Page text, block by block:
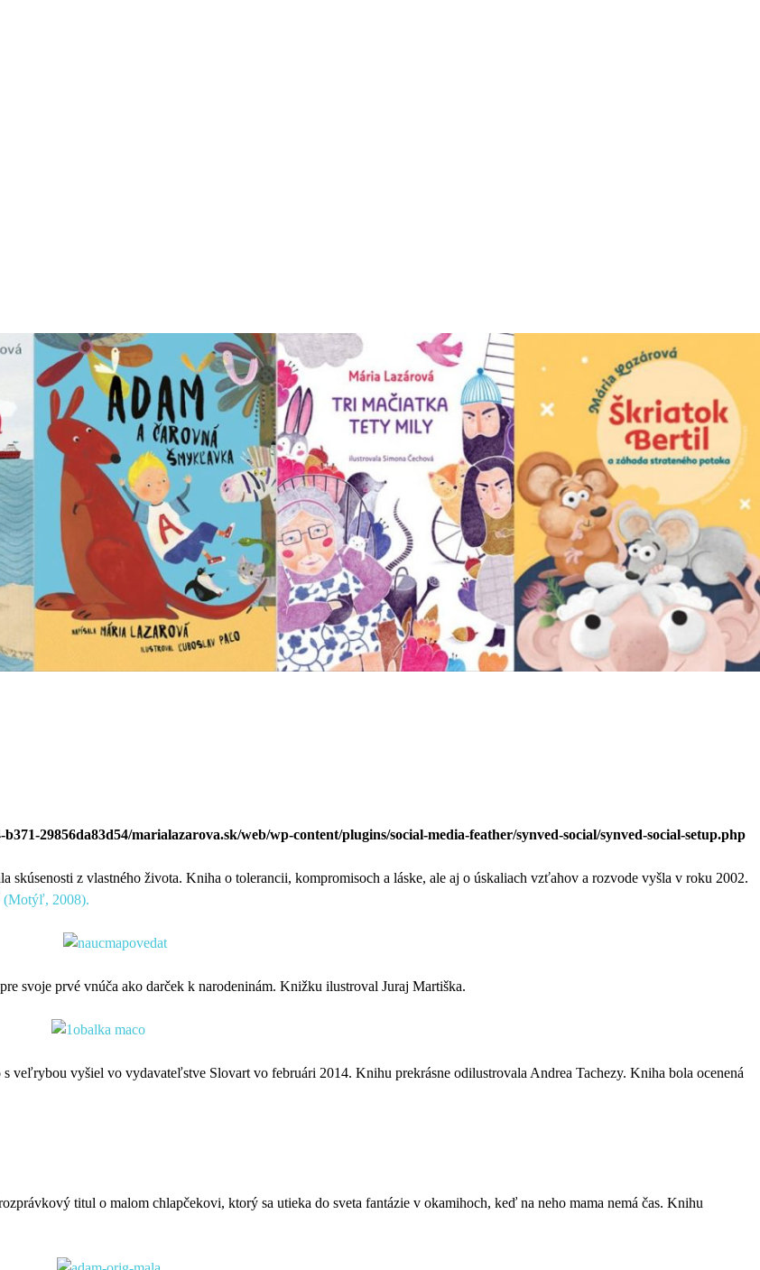
b371-29856da83d54/marialazarova.sk/web/wp-content/plugins/social-media-feather/synved-social/synved-social-setup.php
skúsenosti z vlastného života. Kniha o tolerancii, kompromisoch a láske, ale aj o úskaliach vzťahov a rozvode vyšla v roku 2002.
(Motýľ, 2008).
svoje prvé vnúča ako darček k narodeninám. Knižku ilustroval Juraj Martiška.
veľrybou vyšiel vo vydavateľstve Slovart vo februári 2014. Knihu prekrásne odilustrovala Andrea Tachezy. Kniha bola ocenená
titul o malom chlapčekovi, ktorý sa utieka do sveta fantázie v okamihoch, keď na neho mama nemá čas. Knihu